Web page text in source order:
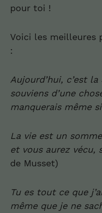
pour toi !
Voici les meilleures
:
Aujourd’hui, c’est la
souviens d’une
manquerais même
La vie est un
et vous aurez vécu,
de Musset)
Tu es toutce que
même que je ne